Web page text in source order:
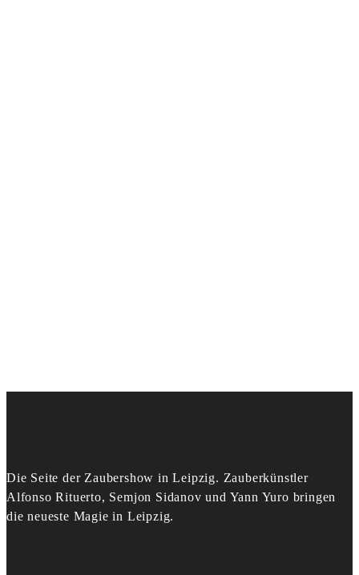
Die Seite der Zaubershow in Leipzig. Zauberkünstler
Alfonso Rituerto, Semjon Sidanov und Yann Yuro bringen
die neueste Magie in Leipzig.